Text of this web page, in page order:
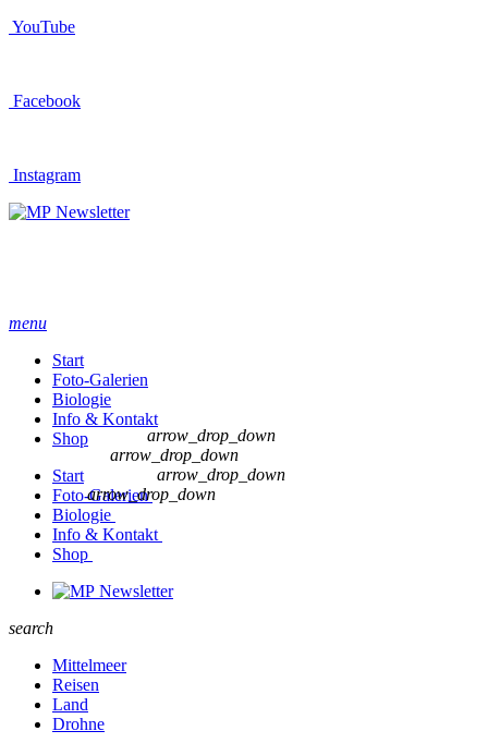
YouTube
Facebook
Instagram
Newsletter
menu
Start
Foto-Galerien
Biologie
Info & Kontakt
Shop
Start
Foto-Galerien
arrow_drop_down
Biologie
arrow_drop_down
Info & Kontakt
arrow_drop_down
Shop
arrow_drop_down
Newsletter
search
Mittelmeer
Reisen
Land
Drohne